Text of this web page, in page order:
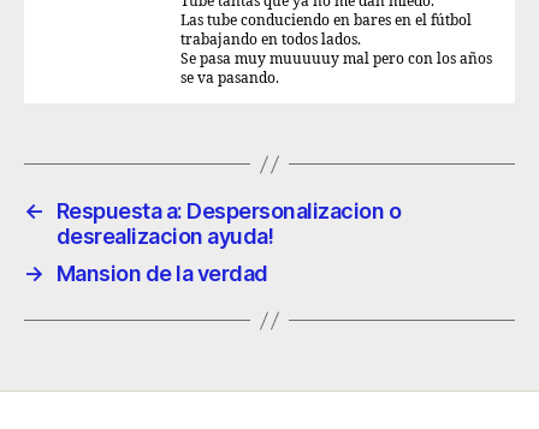
Las tube conduciendo en bares en el fútbol
trabajando en todos lados.
Se pasa muy muuuuuy mal pero con los años
se va pasando.
←
Respuesta a: Despersonalizacion o
desrealizacion ayuda!
→
Mansion de la verdad